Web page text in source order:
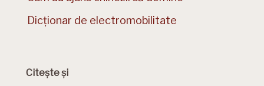
Dicționar de electromobilitate
Citește și